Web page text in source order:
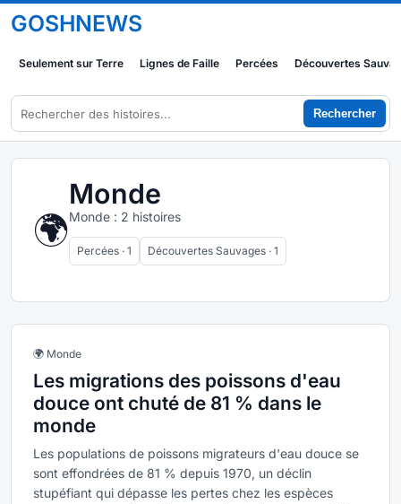
GOSHNEWS
Seulement sur Terre Lignes de Faille Percées Découvertes
Rechercher
🌍
Monde
Monde : 2 histoires
Percées · 1 Découvertes Sauvages · 1
🌍 Monde
Les migrations des poissons d'eau
douce ont chuté de 81 % dans le
monde
Les populations de poissons migrateurs d'eau douce se
sont effondrées de 81 % depuis 1970, un déclin
stupéfiant qui dépasse les pertes chez les espèces